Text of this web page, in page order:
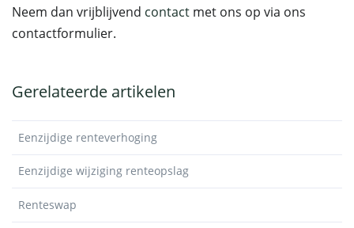
Neem dan vrijblijvend contact met ons op via ons
contactformulier.
Gerelateerde artikelen
Eenzijdige renteverhoging
Eenzijdige wijziging renteopslag
Renteswap